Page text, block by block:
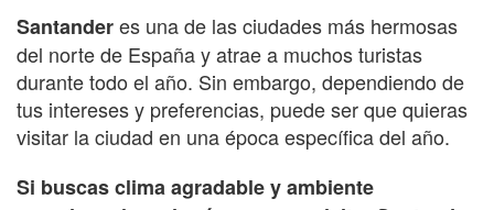
Santanderes una de las ciudades más hermosas
del norte de España y atrae a muchos turistas
durante todo el año. Sin embargo, dependiendo de
tus intereses y preferencias, puede ser que quieras
visitar la ciudad en una época específica del año.
Si buscas clima agradable y ambiente